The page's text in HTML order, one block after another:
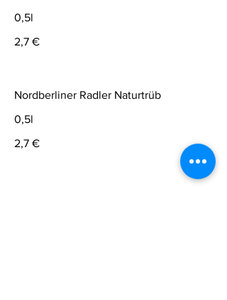
0,5l
2,7 €
Nordberliner Radler Naturtrüb
0,5l
2,7 €